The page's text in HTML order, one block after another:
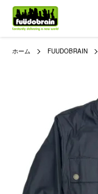
ホーム FUUDOBRAIN